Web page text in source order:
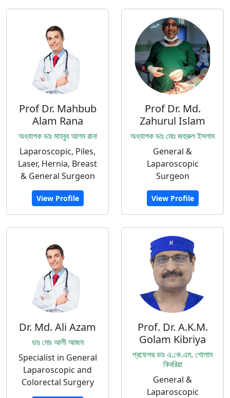
Prof Dr. Mahbub
Alam Rana
অধ্যাপক ডাঃ মাহবুব আলম রানা
Laparoscopic, Piles,
Laser, Hernia, Breast
& General Surgeon
View Profile
Prof Dr. Md.
Zahurul Islam
অধ্যাপক ডাঃ মোঃ জহুরুল ইসলাম
General &
Laparoscopic
Surgeon
View Profile
Dr. Md. Ali Azam
ডাঃ মোঃ আলী আজম
Specialist in General
Laparoscopic and
Colorectal Surgery
Prof. Dr. A.K.M.
Golam Kibriya
প্রফেসর ডাঃ এ.কে.এম. গোলাম
কিবরিয়া
General &
Laparoscopic